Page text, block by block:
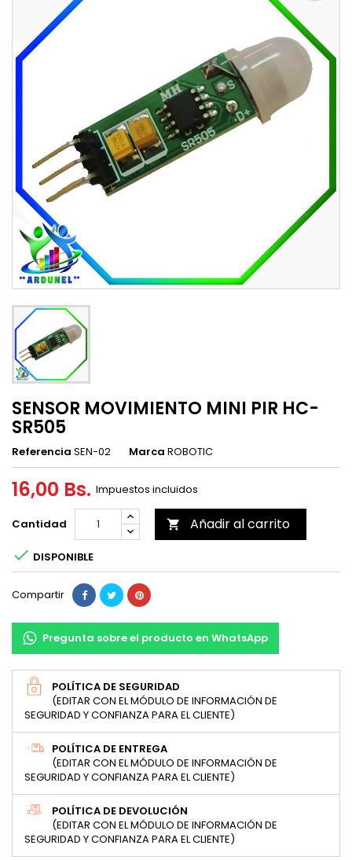
SENSOR MOVIMIENTO MINI PIR HC-
SR505
Referencia SEN-02 Marca ROBOTIC
16,00 Bs. Impuestos incluidos
Cantidad  Añadir al carrito
 DISPONIBLE
Compartir
Pregunta sobre el producto en WhatsApp
POLÍTICA DE SEGURIDAD
(EDITAR CON EL MÓDULO DE INFORMACIÓN DE
SEGURIDAD Y CONFIANZA PARA EL CLIENTE)
POLÍTICA DE ENTREGA
(EDITAR CON EL MÓDULO DE INFORMACIÓN DE
SEGURIDAD Y CONFIANZA PARA EL CLIENTE)
POLÍTICA DE DEVOLUCIÓN
(EDITAR CON EL MÓDULO DE INFORMACIÓN DE
SEGURIDAD Y CONFIANZA PARA EL CLIENTE)